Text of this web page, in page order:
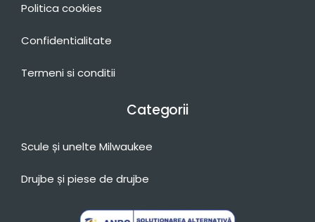
Politica cookies
Confidentialitate
Termeni si conditii
Categorii
Scule și unelte Milwaukee
Drujbe și piese de drujbe